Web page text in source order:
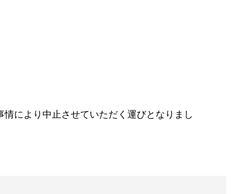
により中止させていただく運びとなりまし